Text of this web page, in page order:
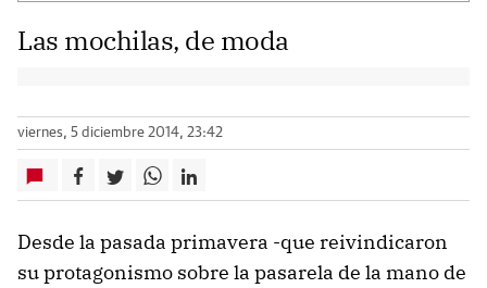
Las mochilas, de moda
viernes, 5 diciembre 2014, 23:42
Desde la pasada primavera -que reivindicaron
su protagonismo sobre la pasarela de la mano de